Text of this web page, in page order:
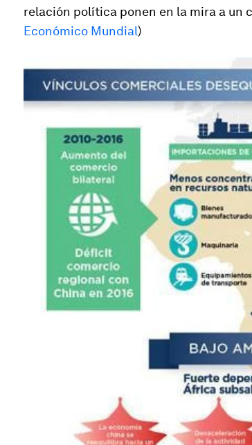
relación política ponen en la mira a un
Económico Mundial)